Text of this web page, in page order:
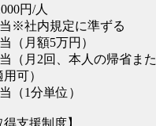
円/人
※社内規定に準ずる
（月額5万円）
（月2回、本人の帰省ま
可）
（1分単位）
得支援制度】